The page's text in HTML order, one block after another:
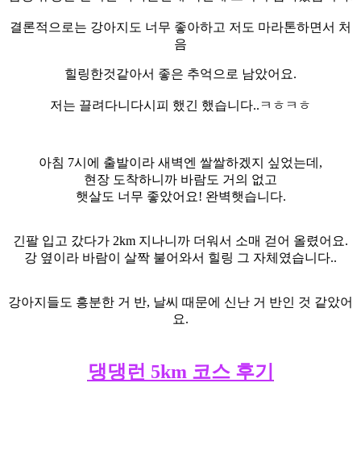
결론적으로는 강아지도 너무 좋아하고 저도 마라톤하면서 처
음
힐링한것같아서 좋은 추억으로 남았어요.
저는 끌려다니다시피 했긴 했습니다..ㅋㅎㅋㅎ
아침 7시에 출발이라 새벽엔 쌀쌀하겠지 싶었는데,
현장 도착하니까 바람도 거의 없고
햇살도 너무 좋았어요! 완벽햇습니다.
긴팔 입고 갔다가 2km 지나니까 더워서 소매 걷어 올렸어요.
강 옆이라 바람이 살짝 불어와서 힐링 그 자체였습니다..
강아지들도 흥분한 거 반, 날씨 때문에 신난 거 반인 것 같았어
요.
댕댕런 5km 코스 후기